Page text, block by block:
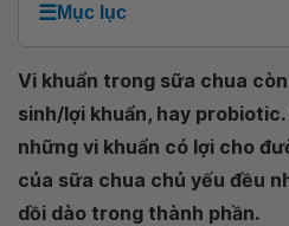
☰Mục lục
Vi khuẩn trong sữa chua
sinh/lợi khuẩn, hay probiotic.
những vi khuẩn có lợi cho
của sữa chua chủ yếu đều
dồi dào trong thành phần.